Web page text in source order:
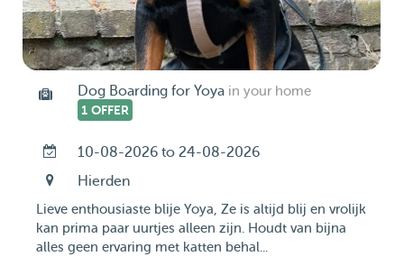
Dog Boarding for Yoya in your home
1 OFFER
10-08-2026 to 24-08-2026
Hierden
Lieve enthousiaste blije Yoya, Ze is altijd blij en vrolijk
kan prima paar uurtjes alleen zijn. Houdt van bijna
alles geen ervaring met katten behal...